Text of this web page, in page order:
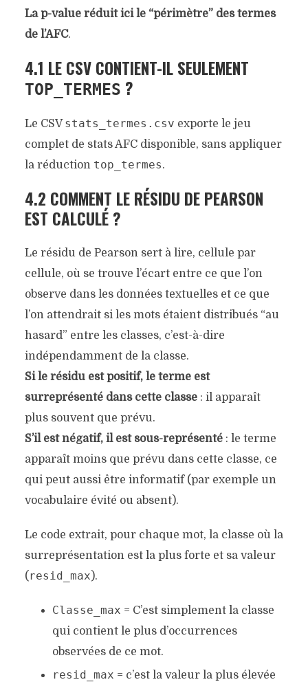
La p-value réduit ici le “périmètre” des termes
de l’AFC.
4.1 LE CSV CONTIENT-IL SEULEMENT
TOP_TERMES ?
Le CSVstats_termes.csv exporte le jeu
complet de stats AFC disponible, sans appliquer
la réduction top_termes.
4.2 COMMENT LE RÉSIDU DE PEARSON
EST CALCULÉ ?
Le résidu de Pearson sert à lire, cellule par
cellule, où se trouve l’écart entre ce que l’on
observe dans les données textuelles et ce que
l’on attendrait si les mots étaient distribués “au
hasard” entre les classes, c’est-à-dire
indépendamment de la classe.
Si le résidu est positif, le terme est
surreprésenté dans cette classe: il apparaît
plus souvent que prévu.
S’il est négatif, il est sous-représenté: le terme
apparaît moins que prévu dans cette classe, ce
qui peut aussi être informatif (par exemple un
vocabulaire évité ou absent).
Le code extrait, pour chaque mot, la classe où la
surreprésentation est la plus forte et sa valeur
( resid_max).
Classe_max = C’est simplement la classe
qui contient le plus d’occurrences
observées de ce mot.
resid_max = c’est la valeur la plus élevée